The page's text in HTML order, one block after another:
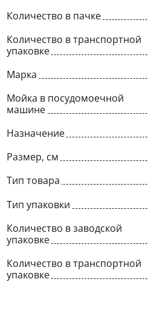
Количество в пачке
Количество в транспортной
упаковке
Марка
Мойка в посудомоечной
машине
Назначение
Размер, см
Тип товара
Тип упаковки
Количество в заводской
упаковке
Количество в транспортной
упаковке